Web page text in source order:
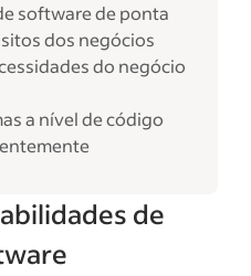
software de ponta
dos negócios
do negócio
a nível de código
de